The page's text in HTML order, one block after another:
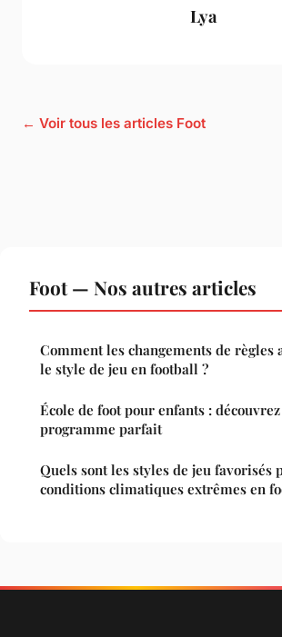
Lya
← Voir tous les articles Foot
Foot — Nos autres articles
Comment les changements de règles
le style de jeu en football ?
École de foot pour enfants :
programme parfait
Quels sont les styles de jeu favorisés
conditions climatiques extrêmes en